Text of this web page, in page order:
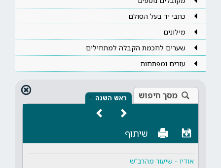
כתבי יד בעל הסולם
מילונים
שערים לחכמת הקבלה למתחילים
עזרים ומפתחות
מסך חיפוש ראש השנה ×
שיתוף
אודיו - שיעור מהרב"ש